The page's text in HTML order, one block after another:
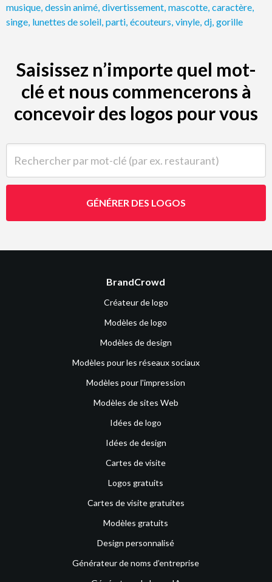
musique dessin animé divertissement mascotte caractère
singe lunettes de soleil parti écouteurs vinyle dj gorille
Saisissez n’importe quel mot-
clé et nous commencerons à
concevoir des logos pour vous
GÉNÉRER DES LOGOS
BrandCrowd
Créateur de logo
Modèles de logo
Modèles de design
Modèles pour les réseaux sociaux
Modèles pour l'impression
Modèles de sites Web
Idées de logo
Idées de design
Cartes de visite
Logos gratuits
Cartes de visite gratuites
Modèles gratuits
Design personnalisé
Générateur de noms d’entreprise